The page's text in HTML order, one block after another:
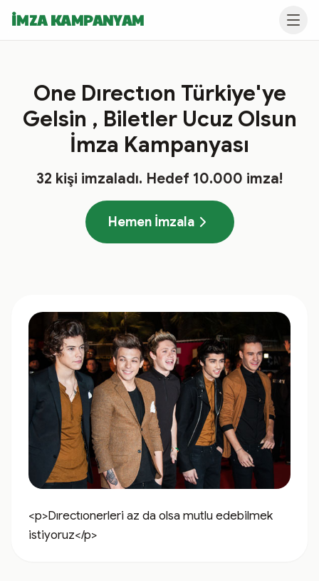
İMZA KAMPANYAM
One Dırectıon Türkiye'ye
Gelsin , Biletler Ucuz Olsun
İmza Kampanyası
32 kişi imzaladı. Hedef 10.000 imza!
Hemen İmzala
<p>Dırectıonerleri az da olsa mutlu edebilmek
istiyoruz</p>